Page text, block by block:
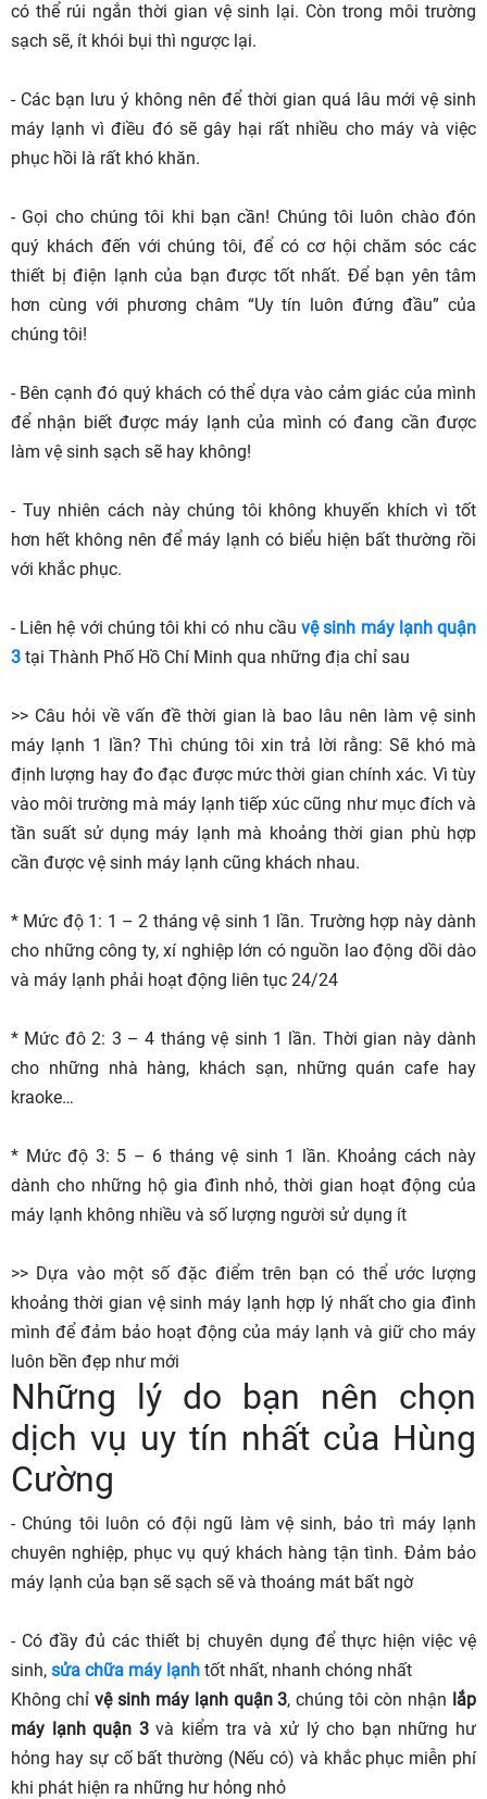
có thể rúi ngắn thời gian vệ sinh lại. Còn trong môi trường
sạch sẽ, ít khói bụi thì ngược lại.
- Các bạn lưu ý không nên để thời gian quá lâu mới vệ sinh
máy lạnh vì điều đó sẽ gây hại rất nhiều cho máy và việc
phục hồi là rất khó khăn.
- Gọi cho chúng tôi khi bạn cần! Chúng tôi luôn chào đón
quý khách đến với chúng tôi, để có cơ hội chăm sóc các
thiết bị điện lạnh của bạn được tốt nhất. Để bạn yên tâm
hơn cùng với phương châm “Uy tín luôn đứng đầu” của
chúng tôi!
- Bên cạnh đó quý khách có thể dựa vào cảm giác của mình
để nhận biết được máy lạnh của mình có đang cần được
làm vệ sinh sạch sẽ hay không!
- Tuy nhiên cách này chúng tôi không khuyến khích vì tốt
hơn hết không nên để máy lạnh có biểu hiện bất thường rồi
với khắc phục.
- Liên hệ với chúng tôi khi có nhu cầuvệ sinh máy lạnh quận
3 tại Thành Phố Hồ Chí Minh qua những địa chỉ sau
>> Câu hỏi về vấn đề thời gian là bao lâu nên làm vệ sinh
máy lạnh 1 lần? Thì chúng tôi xin trả lời rằng: Sẽ khó mà
định lượng hay đo đạc được mức thời gian chính xác. Vì tùy
vào môi trường mà máy lạnh tiếp xúc cũng như mục đích và
tần suất sử dụng máy lạnh mà khoảng thời gian phù hợp
cần được vệ sinh máy lạnh cũng khách nhau.
* Mức độ 1: 1 – 2 tháng vệ sinh 1 lần. Trường hợp này dành
cho những công ty, xí nghiệp lớn có nguồn lao động dồi dào
và máy lạnh phải hoạt động liên tục 24/24
* Mức đô 2: 3 – 4 tháng vệ sinh 1 lần. Thời gian này dành
cho những nhà hàng, khách sạn, những quán cafe hay
kraoke…
* Mức độ 3: 5 – 6 tháng vệ sinh 1 lần. Khoảng cách này
dành cho những hộ gia đình nhỏ, thời gian hoạt động của
máy lạnh không nhiều và số lượng người sử dụng ít
>> Dựa vào một số đặc điểm trên bạn có thể ước lượng
khoảng thời gian vệ sinh máy lạnh hợp lý nhất cho gia đình
mình để đảm bảo hoạt động của máy lạnh và giữ cho máy
luôn bền đẹp như mới
Những lý do bạn nên chọn
dịch vụ uy tín nhất của Hùng
Cường
- Chúng tôi luôn có đội ngũ làm vệ sinh, bảo trì máy lạnh
chuyên nghiệp, phục vụ quý khách hàng tận tình. Đảm bảo
máy lạnh của bạn sẽ sạch sẽ và thoáng mát bất ngờ
- Có đầy đủ các thiết bị chuyên dụng để thực hiện việc vệ
sinh, sửa chữa máy lạnh tốt nhất, nhanh chóng nhất
Không chỉ vệ sinh máy lạnh quận 3, chúng tôi còn nhận lắp
máy lạnh quận 3và kiểm tra và xử lý cho bạn những hư
hỏng hay sự cố bất thường (Nếu có) và khắc phục miễn phí
khi phát hiện ra những hư hỏng nhỏ